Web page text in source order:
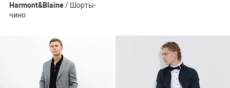
Harmont&Blaine/ Шорты-
чино